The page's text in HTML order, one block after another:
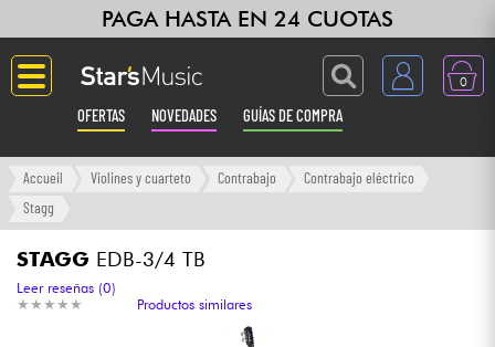
PAGA HASTA EN 24 CUOTAS
0
OFERTAS NOVEDADES GUÍAS DE COMPRA
Langue
Ampli & Efectos
Accueil Violines y cuarteto Contrabajo
Contrabajo eléctrico
Stagg
STAGG EDB-3/4 TB
★ ★ ★ ★ ★
★ ★ ★ ★ ★
Leer reseñas (0)
Productos similares